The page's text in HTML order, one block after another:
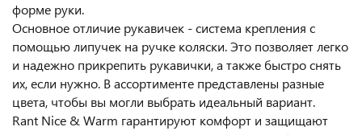
форме руки.
Основное отличие рукавичек - система крепления с
помощью липучек на ручке коляски. Это позволяет легко
и надежно прикрепить рукавички, а также быстро снять
их, если нужно. В ассортименте представлены разные
цвета, чтобы вы могли выбрать идеальный вариант.
Rant Nice & Warm гарантируют комфорт и защищают